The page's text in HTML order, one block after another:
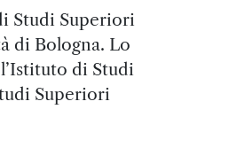
Studi Superiori
di Bologna. Lo
di Studi
Superiori